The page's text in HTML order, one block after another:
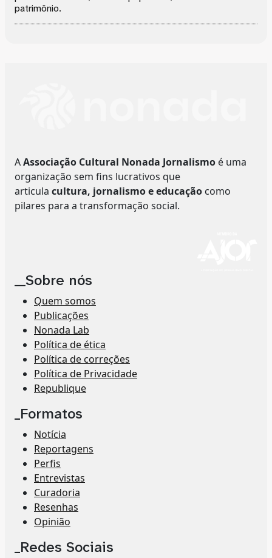
patrimônio.
AAssociação Cultural Nonada Jornalismo é uma
organização sem fins lucrativos que
articula cultura, jornalismo e educação como
pilares para a transformação social.
__Sobre nós
Quem somos
Publicações
Nonada Lab
Política de ética
Política de correções
Política de Privacidade
Republique
_Formatos
Notícia
Reportagens
Perfis
Entrevistas
Curadoria
Resenhas
Opinião
_Redes Sociais